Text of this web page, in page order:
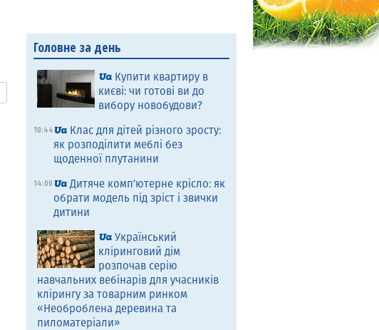
Головне за день
Купити квартиру в
києві: чи готові ви до
вибору новобудови?
10:44
Клас для дітей різного зросту:
як розподілити меблі без
щоденної плутанини
14:00
Дитяче комп’ютерне крісло: як
обрати модель під зріст і звички
дитини
Український
кліринговий дім
розпочав серію
навчальних вебінарів для учасників
клірингу за товарним ринком
«Необроблена деревина та
пиломатеріали»